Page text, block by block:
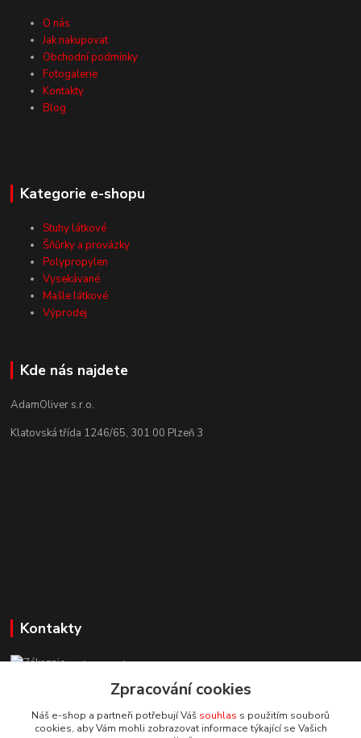
O nás
Jak nakupovat
Obchodní podmínky
Fotogalerie
Kontakty
Blog
Kategorie e-shopu
Stuhy látkové
Šňůrky a provázky
Polypropylen
Vysekávané
Mašle látkové
Výprodej
Kde nás najdete
AdamOliver s.r.o.
Klatovská třída 1246/65, 301 00 Plzeň 3
Kontakty
Zákaznická podpora StuhyLevně.cz
+420 725 618 353
(Po-Pá, 8-16 hod.)
adamoliver@seznam.cz
Zpracování cookies
Náš e-shop a partneři potřebují Váš souhlas s použitím souborů
cookies, aby Vám mohli zobrazovat informace týkající se Vašich